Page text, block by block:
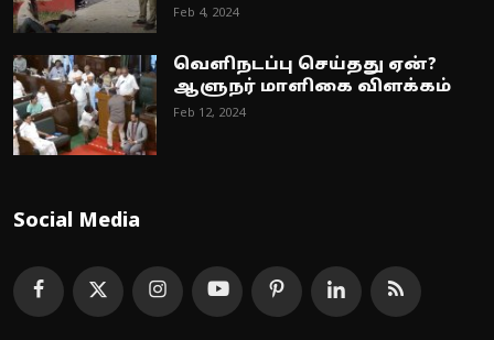
Feb 4, 2024
வெளிநடப்பு செய்தது ஏன்?
ஆளுநர் மாளிகை விளக்கம்
Feb 12, 2024
Social Media